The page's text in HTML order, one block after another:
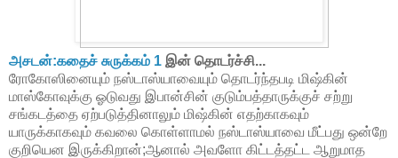
அசடன்:கதைச் சுருக்கம் 1 இன் தொடர்ச்சி...
ரோகோஸினையும் நஸ்டாஸ்யாவையும் தொடர்ந்தபடி மிஷ்கின்
மாஸ்கோவுக்கு ஓடுவது இபான்சின் குடும்பத்தாருக்குச் சற்று
சங்கடத்தை ஏற்படுத்தினாலும் மிஷ்கின் எதற்காகவும்
யாருக்காகவும் கவலை கொள்ளாமல் நஸ்டாஸ்யாவை மீட்பது ஒன்றே
குறியென இருக்கிறான்;ஆனால் அவளோ கிட்டத்தட்ட ஆறுமாத